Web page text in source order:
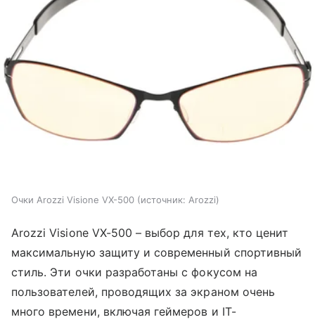
Очки Arozzi Visione VX-500 источник: Arozzi
Arozzi Visione VX-500 – выбор для тех, кто ценит
максимальную защиту и современный спортивный
стиль. Эти очки разработаны с фокусом на
пользователей, проводящих за экраном очень
много времени, включая геймеров и IT-